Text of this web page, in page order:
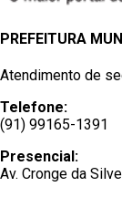
PREFEITURA
Atendimento de
Telefone:
(91) 99165-1391
Presencial:
Av. Cronge da